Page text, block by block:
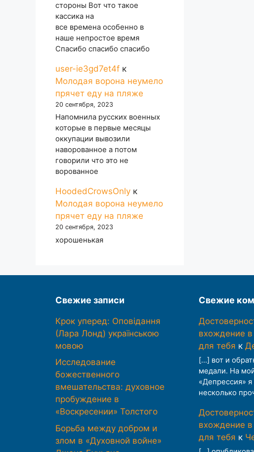
стороны Вот что такое
кассика на
все времена особенно в
наше непростое время
Спасибо спасибо спасибо
user-ie3gd7et4f к
Молодая ворона неумело
прячет еду на пляже
20 сентября, 2023
Напомнила русских военных
которые в первые месяцы
оккупации вывозили
наворованное а потом
говорили что это не
ворованное
HoodedCrowsOnly к
Молодая ворона неумело
прячет еду на пляже
20 сентября, 2023
хорошенькая
Свежие записи
Крок уперед: Оповідання
(Лара Лонд) українською
мовою
Исследование
божественного
вмешательства: духовное
пробуждение в
«Воскресении» Толстого
Борьба между добром и
злом в «Духовной войне»
Свежие
вхождение
для тебя к
[…] вот и
медали. На
«Депрессия»
несколько
вхождение
для тебя к